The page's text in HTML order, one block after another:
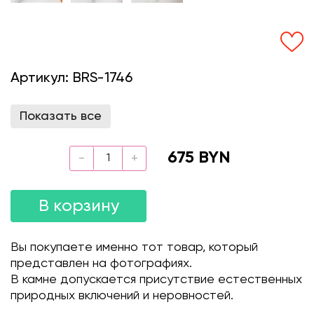
Артикул: BRS-1746
Показать все
675 BYN
В корзину
Вы покупаете именно тот товар, который
представлен на фотографиях.
В камне допускается присутствие естественных
природных включений и неровностей.